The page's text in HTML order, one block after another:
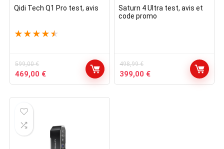
Qidi Tech Q1 Pro test, avis
★ ★ ★ ★ ★
599,00€
Le
prix
599,00 €.
469,00 €Le
prix
Saturn 4 Ultra test, avis et
code promo
498,99€
Le
prix
399,00 €Le
prix